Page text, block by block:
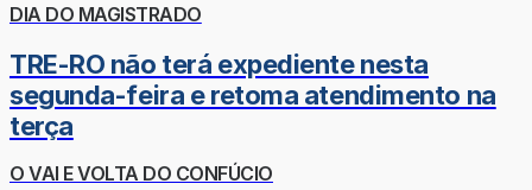
DIA DO MAGISTRADO
TRE-RO não terá expediente nesta
segunda-feira e retoma atendimento na
terça
O VAI E VOLTA DO CONFÚCIO